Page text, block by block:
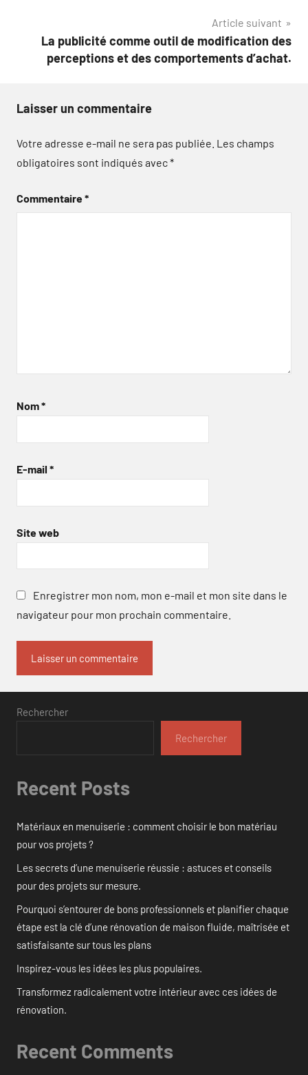
Article suivant
La publicité comme outil de modification des
perceptions et des comportements d’achat.
Laisser un commentaire
Votre adresse e-mail ne sera pas publiée. Les champs
obligatoires sont indiqués avec*
Commentaire*
Nom*
E-mail *
Site web
Enregistrer mon nom, mon e-mail et mon site dans le
navigateur pour mon prochain commentaire.
Rechercher
Rechercher
Recent Posts
Matériaux en menuiserie : comment choisir le bon matériau
pour vos projets ?
Les secrets d’une menuiserie réussie : astuces et conseils
pour des projets sur mesure.
Pourquoi s’entourer de bons professionnels et planifier chaque
étape est la clé d’une rénovation de maison fluide, maîtrisée et
satisfaisante sur tous les plans
Inspirez-vous les idées les plus populaires.
Transformez radicalement votre intérieur avec ces idées de
rénovation.
Recent Comments